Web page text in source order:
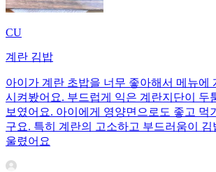
CU
계란 김밥
아이가 계란 초밥을 너무 좋아해서 메뉴에
시켜봤어요. 부드럽게 익은 계란지단이 두
보였어요. 아이에게 영양면으로도 좋고 먹
구요. 특히 계란의 고소하고 부드러움이 김
울렸어요